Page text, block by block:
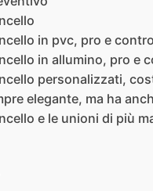
in pvc, pro e contro
in allumino, pro e
personalizzati,
elegante, ma ha
e le unioni di più